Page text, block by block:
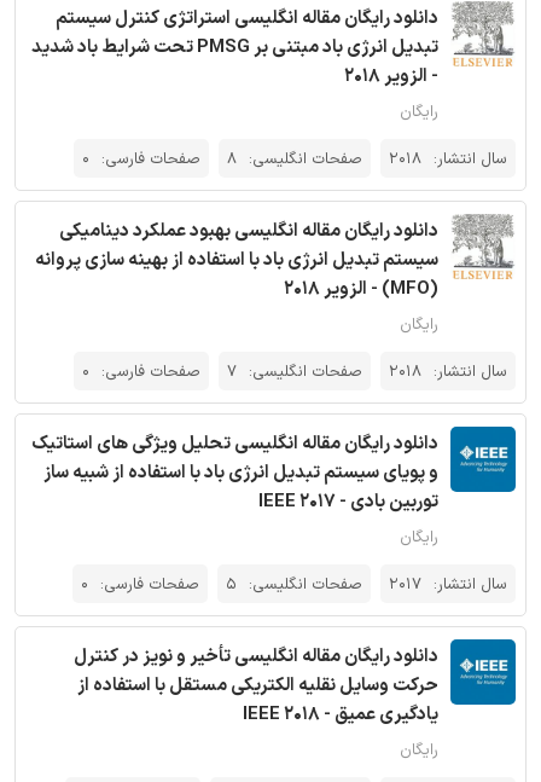
دانلود رایگان مقاله انگلیسی استراتژی کنترل سیستم
تبدیل انرژی باد مبتنی بر PMSG تحت شرایط باد شدید
- الزویر 2018
رایگان
سال انتشار: 2018 صفحات انگلیسی: 8 صفحات فارسی: 0
دانلود رایگان مقاله انگلیسی بهبود عملکرد دینامیکی
سیستم تبدیل انرژی باد با استفاده از بهینه سازی پروانه
(MFO) - الزویر 2018
رایگان
سال انتشار: 2018 صفحات انگلیسی: 7 صفحات فارسی: 0
دانلود رایگان مقاله انگلیسی تحلیل ویژگی های استاتیک
و پویای سیستم تبدیل انرژی باد با استفاده از شبیه ساز
توربین بادی - IEEE 2017
رایگان
سال انتشار: 2017 صفحات انگلیسی: 5 صفحات فارسی: 0
دانلود رایگان مقاله انگلیسی تأخیر و نویز در کنترل
حرکت وسایل نقلیه الکتریکی مستقل با استفاده از
یادگیری عمیق - IEEE 2018
رایگان